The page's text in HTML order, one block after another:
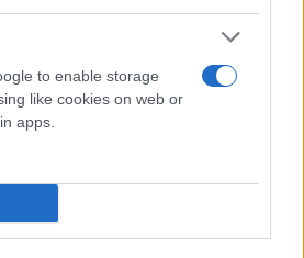
to enable storage
like cookies on web or
apps.